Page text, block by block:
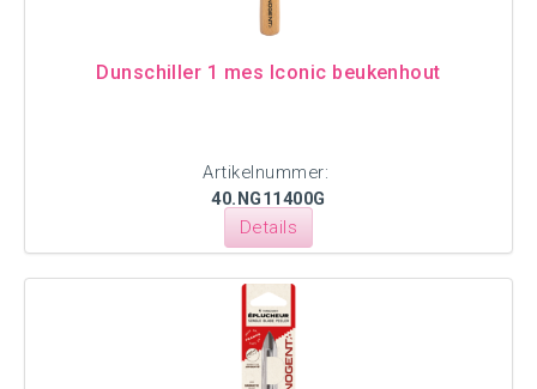
Dunschiller 1 mes Iconic beukenhout
Artikelnummer:
40.NG11400G
Details